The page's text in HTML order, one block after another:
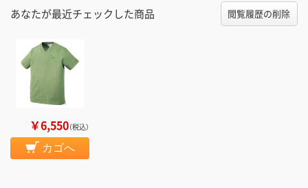
あなたが最近チェックした商品 閲覧履歴の削除
￥6,550（税込）
カゴへ